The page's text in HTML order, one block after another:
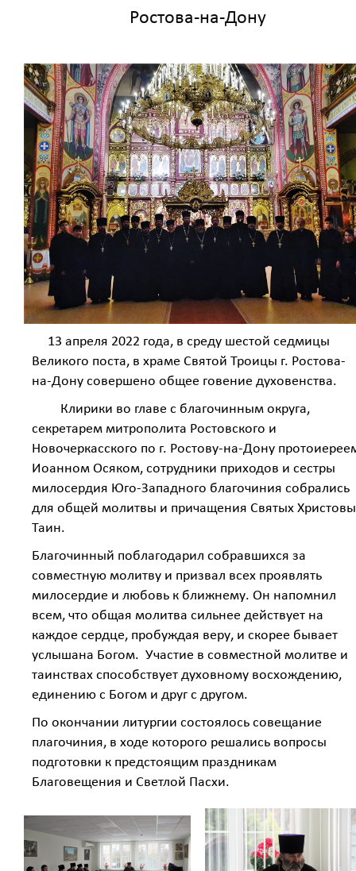
Ростова-на-Дону
13 апреля 2022 года, в среду шестой седмицы
Великого поста, в храме Святой Троицы г. Ростова-
на-Дону совершено общее говение духовенства.
Клирики во главе с благочинным округа,
секретарем митрополита Ростовского и
Новочеркасского по г. Ростову-на-Дону
Иоанном Осяком, сотрудники приходов и сестры
милосердия Юго-Западного благочиния собрались
для общей молитвы и причащения Святых
Таин.
Благочинный поблагодарил собравшихся за
совместную молитву и призвал всех проявлять
милосердие и любовь к ближнему. Он напомнил
всем, что общая молитва сильнее действует на
каждое сердце, пробуждая веру, и скорее бывает
услышана Богом. Участие в совместной молитве и
таинствах способствует духовному восхождению,
единению с Богом и друг с другом.
По окончании литургии состоялось совещание
плагочиния, в ходе которого решались вопросы
подготовки к предстоящим праздникам
Благовещения и Светлой Пасхи.